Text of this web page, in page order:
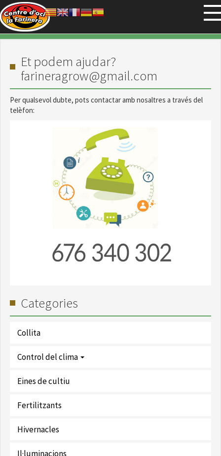
Vés al contingut
Et podem ajudar?
farineragrow@gmail.com
Per qualsevol dubte, pots contactar amb nosaltres a través del
telèfon:
Categories
Collita
Control del clima
Eines de cultiu
Fertilitzants
Hivernacles
Il·luminacions